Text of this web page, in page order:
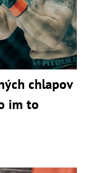
chlapov
im to